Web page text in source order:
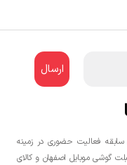
ارتباطات پارتاک با بیش از 25 سال سابقه فعالیت حضوری در زمینه
گوشی موبایل اصفهان و کالای